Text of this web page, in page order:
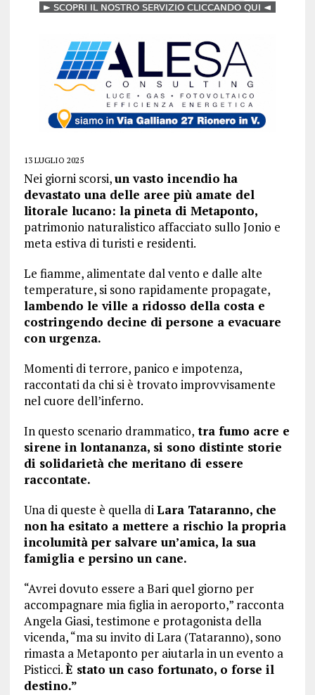
13 LUGLIO 2025
Nei giorni scorsi,un vasto incendio ha
devastato una delle aree più amate del
litorale lucano: la pineta di Metaponto,
patrimonio naturalistico affacciato sullo Jonio e
meta estiva di turisti e residenti.
Le fiamme, alimentate dal vento e dalle alte
temperature, si sono rapidamente propagate,
lambendo le ville a ridosso della costa e
costringendo decine di persone a evacuare
con urgenza.
Momenti di terrore, panico e impotenza,
raccontati da chi si è trovato improvvisamente
nel cuore dell’inferno.
In questo scenario drammatico, tra fumo acre e
sirene in lontananza, si sono distinte storie
di solidarietà che meritano di essere
raccontate.
Una di queste è quella diLara Tataranno, che
non ha esitato a mettere a rischio la propria
incolumità per salvare un’amica, la sua
famiglia e persino un cane.
“Avrei dovuto essere a Bari quel giorno per
accompagnare mia figlia in aeroporto,” racconta
Angela Giasi, testimone e protagonista della
vicenda, “ma su invito di Lara (Tataranno), sono
rimasta a Metaponto per aiutarla in un evento a
Pisticci.È stato un caso fortunato, o forse il
destino.”